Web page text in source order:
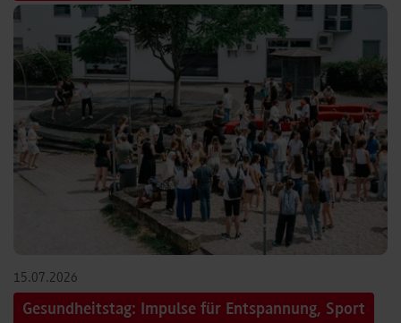
15.07.2026
Gesundheitstag: Impulse für Entspannung, Sport